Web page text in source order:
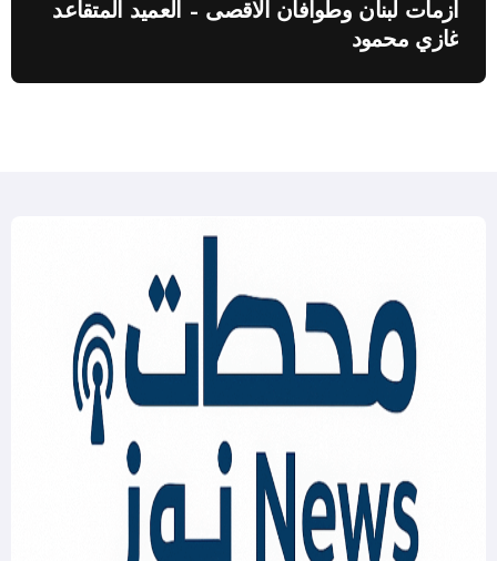
أزمات لبنان وطوافان الاقصى – العميد المتقاعد
غازي محمود